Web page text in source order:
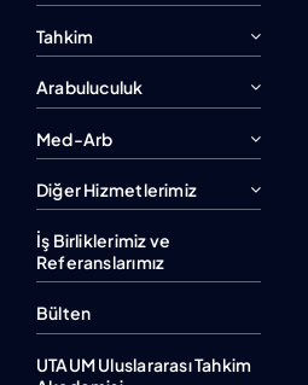
Tahkim
Arabuluculuk
Med-Arb
Diğer Hizmetlerimiz
İş Birliklerimiz ve
Referanslarımız
Bülten
UTAUM Uluslararası Tahkim